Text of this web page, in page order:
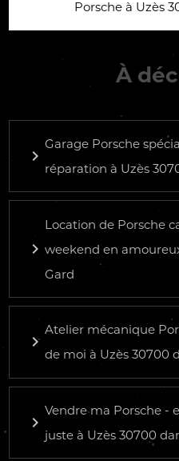
Porsche à Uzès
À
navigate_next
Garage Porsche
réparation à Uzès
navigate_next
Location de Porsche
weekend en
Gard
navigate_next
Atelier mécanique
de moi à Uzès 30700
navigate_next
Vendre ma Porsche -
juste à Uzès 30700